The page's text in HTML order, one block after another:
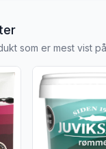
fra Juvikprodukt
som er mest vist
Vis flere